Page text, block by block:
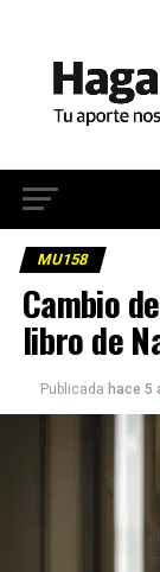
MU158
Cambio
libro de
Publicada hace 5